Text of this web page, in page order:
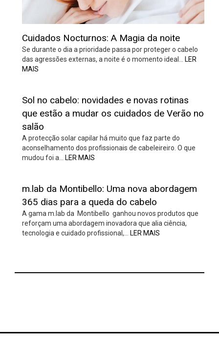
Cuidados Nocturnos: A Magia da noite
Se durante o dia a prioridade passa por proteger o cabelo
das agressões externas, a noite é o momento ideal… LER
MAIS
Sol no cabelo: novidades e novas rotinas
que estão a mudar os cuidados de Verão no
salão
A protecção solar capilar há muito que faz parte do
aconselhamento dos profissionais de cabeleireiro. O que
mudou foi a… LER MAIS
m.lab da Montibello: Uma nova abordagem
365 dias para a queda do cabelo
A gama m.lab da Montibello ganhou novos produtos que
reforçam uma abordagem inovadora que alia ciência,
tecnologia e cuidado profissional,… LER MAIS